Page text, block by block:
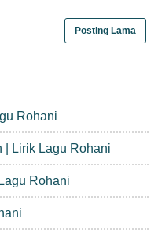
Posting Lama
Rohani
| Lirik Lagu Rohani
Rohani